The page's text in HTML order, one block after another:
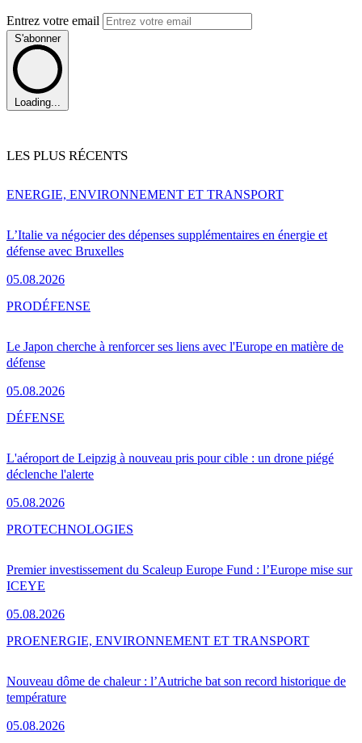
Entrez votre email
S'abonner
Loading...
LES PLUS RÉCENTS
L’Italie va négocier des dépenses supplémentaires en énergie et
défense avec Bruxelles
05.08.2026
ENERGIE, ENVIRONNEMENT ET TRANSPORT
Le Japon cherche à renforcer ses liens avec l'Europe en matière de
défense
05.08.2026
PRODÉFENSE
L'aéroport de Leipzig à nouveau pris pour cible : un drone piégé
déclenche l'alerte
05.08.2026
DÉFENSE
Premier investissement du Scaleup Europe Fund : l’Europe mise sur
ICEYE
05.08.2026
PROTECHNOLOGIES
Nouveau dôme de chaleur : l’Autriche bat son record historique de
température
05.08.2026
PROENERGIE, ENVIRONNEMENT ET TRANSPORT